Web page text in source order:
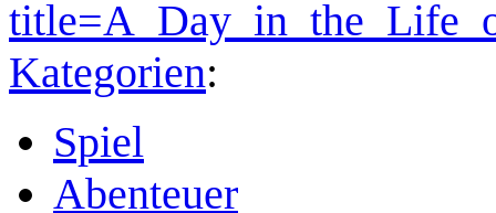
Kategorien:
Spiel
Abenteuer